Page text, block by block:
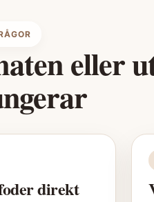
eller
direkt